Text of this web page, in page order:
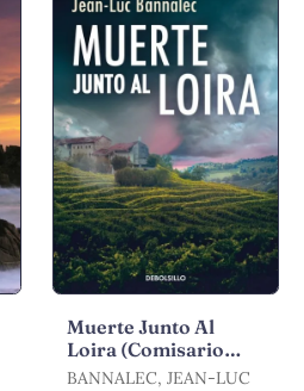
Muerte Junto Al
Loira (Comisario
Dupin 12)
BANNALEC, JEAN-LUC